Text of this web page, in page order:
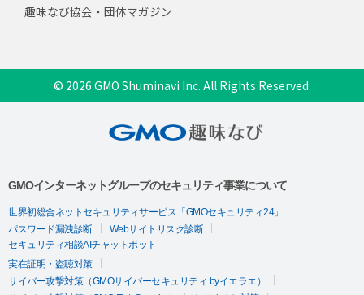
趣味なび協会・団体マガジン
© 2026 GMO Shuminavi Inc. All Rights Reserved.